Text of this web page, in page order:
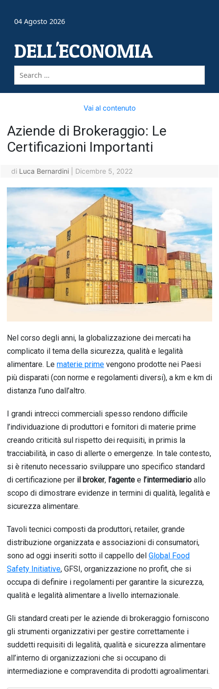
04 Agosto 2026
DELL'ECONOMIA
Vai al contenuto
Aziende di Brokeraggio: Le
Certificazioni Importanti
di Luca Bernardini Dicembre 5, 2022
Nel corso degli anni, la globalizzazione dei mercati ha
complicato il tema della sicurezza, qualità e legalità
alimentare. Le materie prime vengono prodotte nei Paesi
più disparati (con norme e regolamenti diversi), a km e km di
distanza l’uno dall’altro.
I grandi intrecci commerciali spesso rendono difficile
l’individuazione di produttori e fornitori di materie prime
creando criticità sul rispetto dei requisiti, in primis la
tracciabilità, in caso di allerte o emergenze. In tale contesto,
si è ritenuto necessario sviluppare uno specifico standard
di certificazione per il broker, l’agente e l’intermediario allo
scopo di dimostrare evidenze in termini di qualità, legalità e
sicurezza alimentare.
Tavoli tecnici composti da produttori, retailer, grande
distribuzione organizzata e associazioni di consumatori,
sono ad oggi inseriti sotto il cappello del Global Food
Safety Initiative, GFSI, organizzazione no profit, che si
occupa di definire i regolamenti per garantire la sicurezza,
qualità e legalità alimentare a livello internazionale.
Gli standard creati per le aziende di brokeraggio forniscono
gli strumenti organizzativi per gestire correttamente i
suddetti requisiti di legalità, qualità e sicurezza alimentare
all’interno di organizzazioni che si occupano di
intermediazione e compravendita di prodotti agroalimentari.